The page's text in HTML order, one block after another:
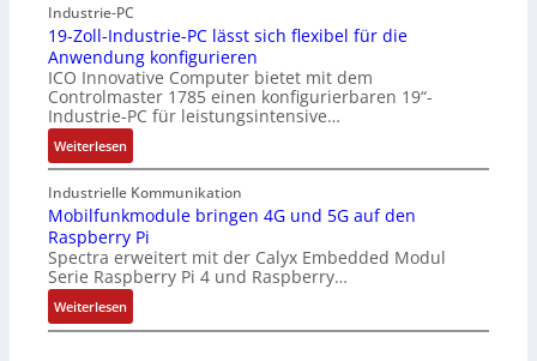
Industrie-PC
19-Zoll-Industrie-PC lässt sich flexibel für die
Anwendung konfigurieren
ICO Innovative Computer bietet mit dem
Controlmaster 1785 einen konfigurierbaren 19“-
Industrie-PC für leistungsintensive…
Weiterlesen:
1
9
-
Z
o
l
l
-
Industrielle Kommunikation
Mobilfunkmodule bringen 4G und 5G auf den
Raspberry Pi
Spectra erweitert mit der Calyx Embedded Modul
Serie Raspberry Pi 4 und Raspberry…
Weiterlesen:
M